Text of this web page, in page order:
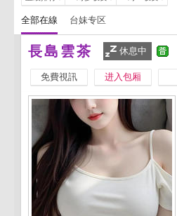
全部在線 台妹专区
長島雲茶 休息中
免費視訊 进入包厢